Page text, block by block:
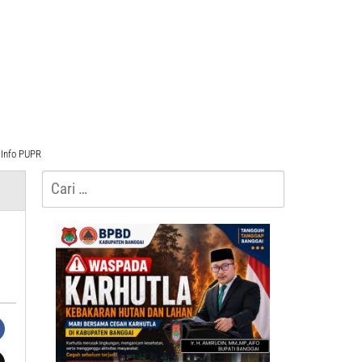
Info PUPR
Cari
untuk: